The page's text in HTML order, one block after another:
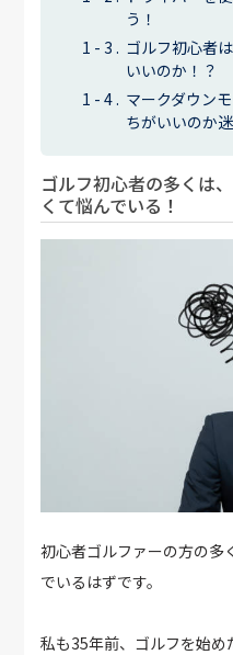
う！
ゴルフ初心者
いいのか！？
マークダウン
ちがいいのか迷
ゴルフ初心者の多くは
くて悩んでいる！
初心者ゴルファーの方の多
でいるはずです。
私も35年前、ゴルフを始